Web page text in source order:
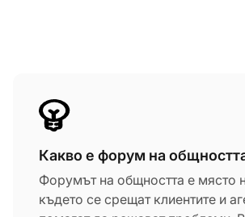
Какво е форум на
Форумът на общността е място
където се срещат клиентите и